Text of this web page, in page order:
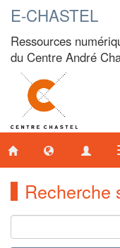
E-CHASTEL
Ressources
du Centre André
Recherche